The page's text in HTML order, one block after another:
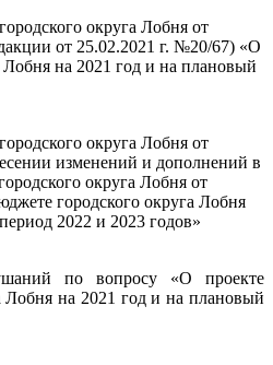
округа Лобня от
от 25.02.2021 г. №20/67) «О
Лобня на 2021 год и на плановый
округа Лобня от
изменений и дополнений в
округа Лобня от
городского округа Лобня
2022 и 2023 годов»
по вопросу «О проекте
Лобня на 2021 год и на плановый